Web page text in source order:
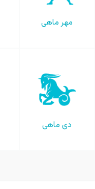
مهر ماهی
دی ماهی